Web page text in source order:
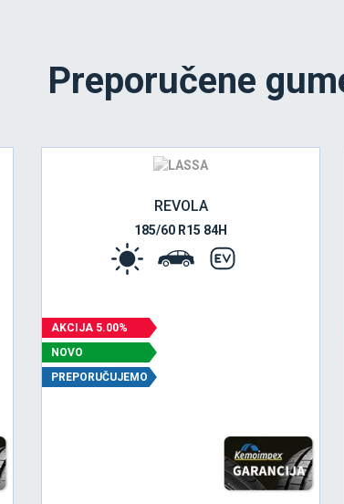
Preporučene
REVOLA
185/60 R15 84H
AKCIJA 5.00%
NOVO
PREPORUČUJEMO